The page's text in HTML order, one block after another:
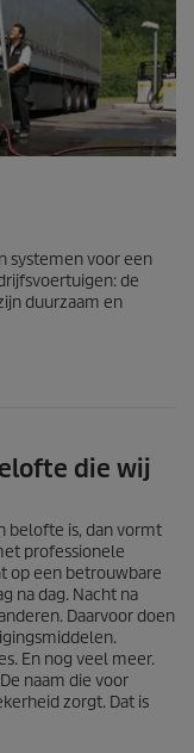
systemen voor een
de
duurzaam en
die wij
belofte is, dan vormt
professionele
op een betrouwbare
na dag. Nacht na
Daarvoor doen
En nog veel meer.
naam die voor
zorgt. Dat is